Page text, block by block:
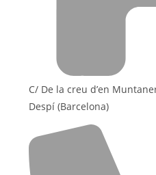
C/ De la creu d’en
Despí (Barcelona)